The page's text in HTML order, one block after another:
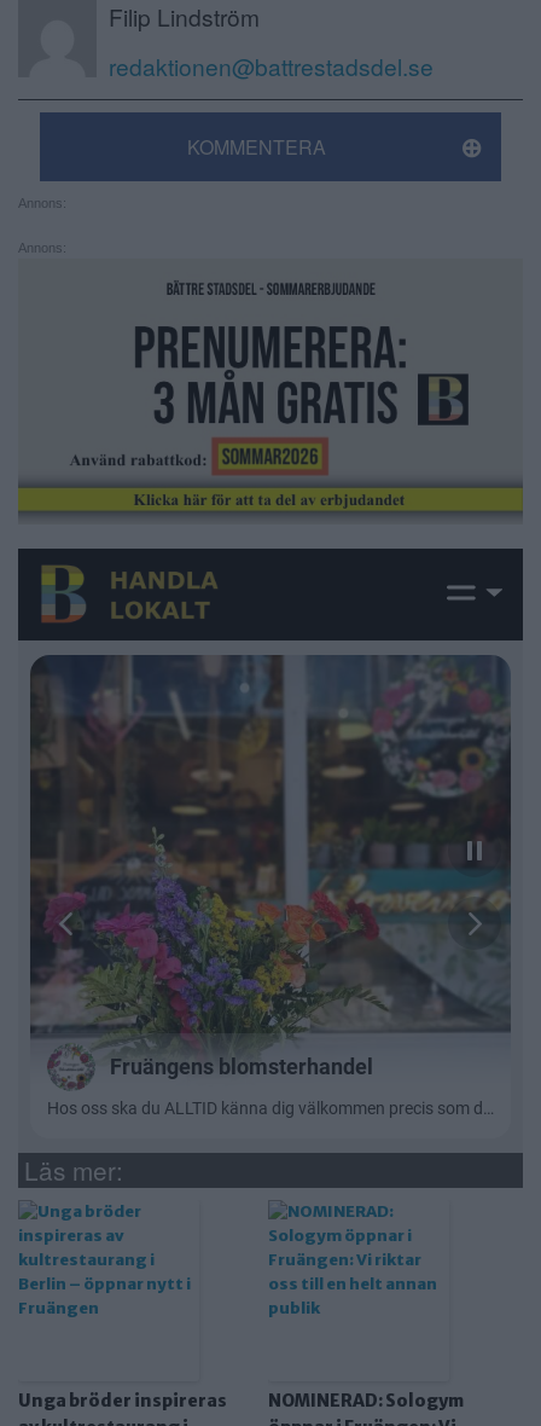
Filip Lindström
redaktionen@battrestadsdel.se
KOMMENTERA
Annons:
Annons:
Läs mer:
Unga bröder inspireras
NOMINERAD: Sologym